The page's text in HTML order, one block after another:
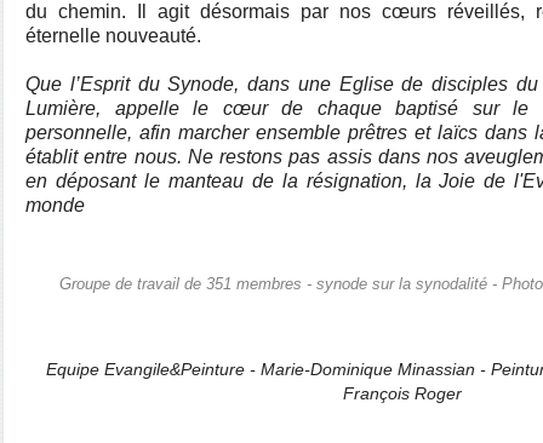
du chemin. Il agit désormais par nos cœurs réveillés,
éternelle nouveauté.
Que l’Esprit du Synode, dans une Eglise de disciples
Lumière, appelle le cœur de chaque baptisé sur le
personnelle, afin marcher ensemble prêtres et laïcs dans
établit entre nous. Ne restons pas assis dans nos
en déposant le manteau de la résignation, la Joie de
monde
Groupe de travail de 351 membres - synode sur la synodalité -
Equipe Evangile&Peinture - Marie-Dominique Minassian -
François Roger